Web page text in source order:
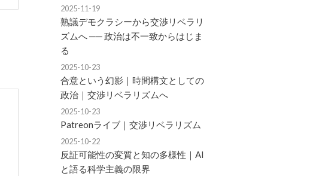
2025-11-19
熟議デモクラシーから交渉リベラリ
ズムへ ── 政治は不一致からはじま
る
2025-10-23
合意という幻影｜時間構文としての
政治｜交渉リベラリズムへ
2025-10-23
Patreonライブ｜交渉リベラリズム
2025-10-22
反証可能性の変質と知の多様性｜AI
と語る科学主義の限界